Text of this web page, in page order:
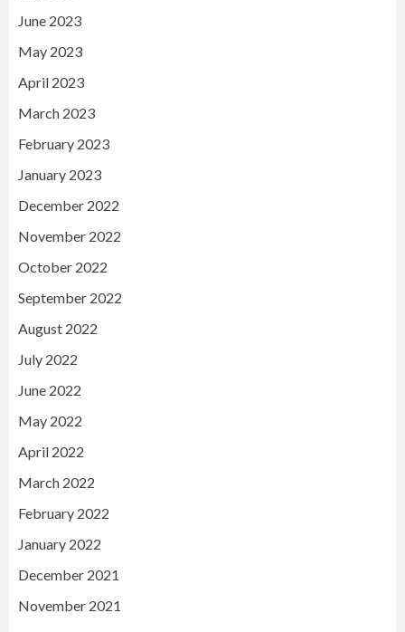
June 2023
May 2023
April 2023
March 2023
February 2023
January 2023
December 2022
November 2022
October 2022
September 2022
August 2022
July 2022
June 2022
May 2022
April 2022
March 2022
February 2022
January 2022
December 2021
November 2021